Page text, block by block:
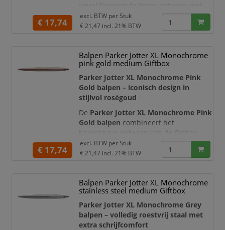
een moderne, volledig goudkleurige
uitstraling. De matgouden houder en
karakteristieke pijlvormige Parker-clip.
Hierdoor ontstaat een opvallend
monochroom design dat klassieke
elegantie en een eigentijds
€ 17,74
excl. BTW per Stuk
€ 21,47 incl. 21% BTW
Balpen Parker Jotter XL Monochrome
pink gold medium Giftbox
Parker Jotter XL Monochrome Pink
Gold balpen – iconisch design in
stijlvol roségoud
De Parker Jotter XL Monochrome Pink
Gold balpen combineert het
herkenbare ontwerp van de Parker
Jotter met een moderne, volledig
roségoudkleurige afwerking. De matte
karakteristieke pijlvormige Parker-clip.
Hierdoor ontstaat een verfijnd
monochroom design dat opvalt zonder
aan zakelijke elegantie i
€ 17,74
excl. BTW per Stuk
€ 21,47 incl. 21% BTW
Balpen Parker Jotter XL Monochrome
stainless steel medium Giftbox
Parker Jotter XL Monochrome Grey
balpen – volledig roestvrij staal met
extra schrijfcomfort